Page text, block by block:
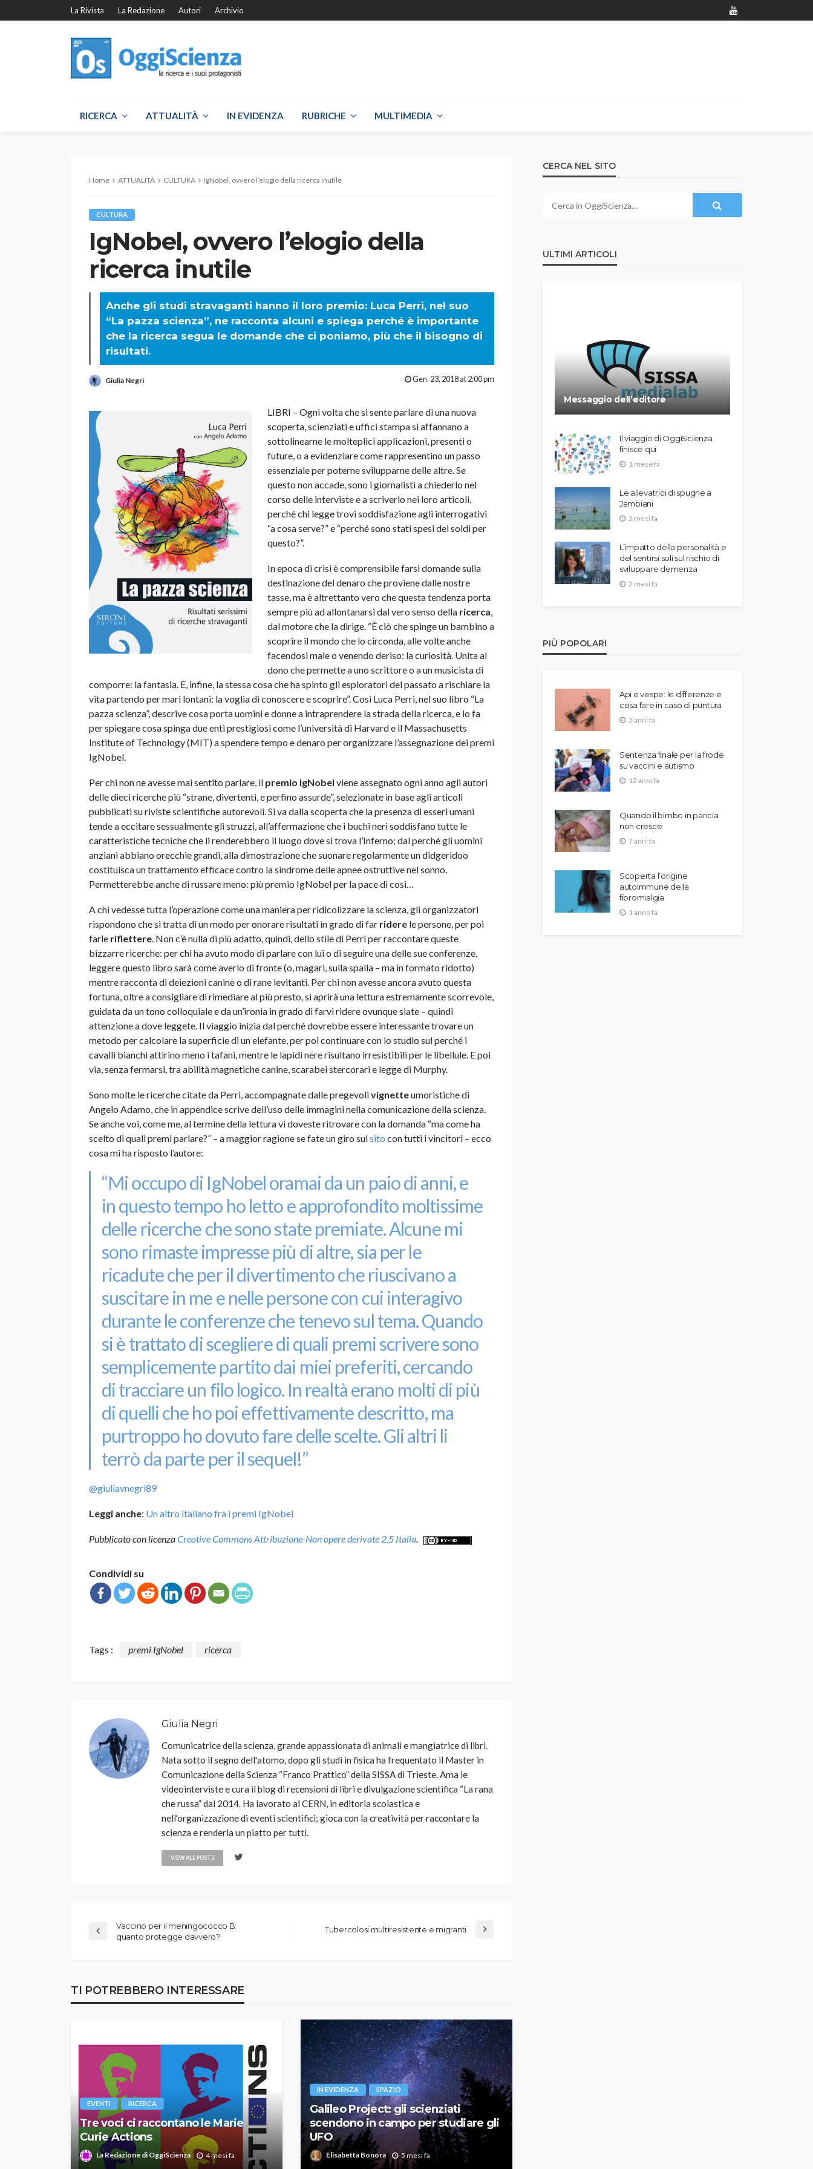
La Rivista La Redazione Autori Archivio
RICERCA ATTUALITÀ IN EVIDENZA RUBRICHE MULTIMEDIA
Home ATTUALITÀ CULTURA IgNobel, ovvero l’elogio della ricerca inutile
CULTURA
IgNobel, ovvero l’elogio della
ricerca inutile
Anche gli studi stravaganti hanno il loro premio: Luca Perri, nel suo
“La pazza scienza”, ne racconta alcuni e spiega perché è importante
che la ricerca segua le domande che ci poniamo, più che il bisogno di
risultati.
Giulia Negri Gen. 23, 2018 at 2:00 pm
LIBRI – Ogni volta che si sente parlare di una nuova
scoperta, scienziati e uffici stampa si affannano a
sottolinearne le molteplici applicazioni, presenti o
future, o a evidenziare come rappresentino un passo
essenziale per poterne svilupparne delle altre. Se
questo non accade, sono i giornalisti a chiederlo nel
corso delle interviste e a scriverlo nei loro articoli,
perché chi legge trovi soddisfazione agli interrogativi
“a cosa serve?” e “perché sono stati spesi dei soldi per
questo?”.
In epoca di crisi è comprensibile farsi domande sulla
destinazione del denaro che proviene dalle nostre
tasse, ma è altrettanto vero che questa tendenza porta
sempre più ad allontanarsi dal vero senso della ricerca,
dal motore che la dirige. “È ciò che spinge un bambino a
scoprire il mondo che lo circonda, alle volte anche
facendosi male o venendo deriso: la curiosità. Unita al
dono che permette a uno scrittore o a un musicista di
comporre: la fantasia. E, infine, la stessa cosa che ha spinto gli esploratori del passato a rischiare la
vita partendo per mari lontani: la voglia di conoscere e scoprire”. Così Luca Perri, nel suo libro “La
pazza scienza”, descrive cosa porta uomini e donne a intraprendere la strada della ricerca, e lo fa
per spiegare cosa spinga due enti prestigiosi come l’università di Harvard e il Massachusetts
Institute of Technology (MIT) a spendere tempo e denaro per organizzare l’assegnazione dei premi
IgNobel.
Per chi non ne avesse mai sentito parlare, il premio IgNobel viene assegnato ogni anno agli autori
delle dieci ricerche più “strane, divertenti, e perfino assurde”, selezionate in base agli articoli
pubblicati su riviste scientifiche autorevoli. Si va dalla scoperta che la presenza di esseri umani
tende a eccitare sessualmente gli struzzi, all’affermazione che i buchi neri soddisfano tutte le
caratteristiche tecniche che li renderebbero il luogo dove si trova l’Inferno; dal perché gli uomini
anziani abbiano orecchie grandi, alla dimostrazione che suonare regolarmente un didgeridoo
costituisca un trattamento efficace contro la sindrome delle apnee ostruttive nel sonno.
Permetterebbe anche di russare meno: più premio IgNobel per la pace di così…
A chi vedesse tutta l’operazione come una maniera per ridicolizzare la scienza, gli organizzatori
rispondono che si tratta di un modo per onorare risultati in grado di far ridere le persone, per poi
farle riflettere. Non c’è nulla di più adatto, quindi, dello stile di Perri per raccontare queste
bizzarre ricerche: per chi ha avuto modo di parlare con lui o di seguire una delle sue conferenze,
leggere questo libro sarà come averlo di fronte (o, magari, sulla spalla – ma in formato ridotto)
mentre racconta di deiezioni canine o di rane levitanti. Per chi non avesse ancora avuto questa
fortuna, oltre a consigliare di rimediare al più presto, si aprirà una lettura estremamente scorrevole,
guidata da un tono colloquiale e da un’ironia in grado di farvi ridere ovunque siate – quindi
attenzione a dove leggete. Il viaggio inizia dal perché dovrebbe essere interessante trovare un
metodo per calcolare la superficie di un elefante, per poi continuare con lo studio sul perché i
cavalli bianchi attirino meno i tafani, mentre le lapidi nere risultano irresistibili per le libellule. E poi
via, senza fermarsi, tra abilità magnetiche canine, scarabei stercorari e legge di Murphy.
Sono molte le ricerche citate da Perri, accompagnate dalle pregevolivignetteumoristiche di
Angelo Adamo, che in appendice scrive dell’uso delle immagini nella comunicazione della scienza.
Se anche voi, come me, al termine della lettura vi doveste ritrovare con la domanda “ma come ha
scelto di quali premi parlare?” – a maggior ragione se fate un giro sulsito con tutti i vincitori – ecco
cosa mi ha risposto l’autore:
“Mi occupo di IgNobel oramai da un paio di anni, e
in questo tempo ho letto e approfondito moltissime
delle ricerche che sono state premiate. Alcune mi
sono rimaste impresse più di altre, sia per le
ricadute che per il divertimento che riuscivano a
suscitare in me e nelle persone con cui interagivo
durante le conferenze che tenevo sul tema. Quando
si è trattato di scegliere di quali premi scrivere sono
semplicemente partito dai miei preferiti, cercando
di tracciare un filo logico. In realtà erano molti di più
di quelli che ho poi effettivamente descritto, ma
purtroppo ho dovuto fare delle scelte. Gli altri li
terrò da parte per il sequel!”
@giuliavnegri89
Leggi anche: Un altro italiano fra i premi IgNobel
Pubblicato con licenzaCreative Commons Attribuzione-Non opere derivate 2.5 Italia.
Condividi su
Tags : premi IgNobel ricerca
Giulia Negri
Comunicatrice della scienza, grande appassionata di animali e mangiatrice di libri.
Nata sotto il segno dell'atomo, dopo gli studi in fisica ha frequentato il Master in
Comunicazione della Scienza “Franco Prattico” della SISSA di Trieste. Ama le
videointerviste e cura il blog di recensioni di libri e divulgazione scientifica “La rana
che russa” dal 2014. Ha lavorato al CERN, in editoria scolastica e
nell'organizzazione di eventi scientifici; gioca con la creatività per raccontare la
scienza e renderla un piatto per tutti.
VIEW ALL POSTS
Vaccino per il meningococco B:
quanto protegge davvero?
Tubercolosi multiresistente e migranti
TI POTREBBERO INTERESSARE
EVENTI RICERCA
Tre voci ci raccontano le Marie
Curie Actions
La Redazione di OggiScienza 4 mesi fa
IN EVIDENZA SPAZIO
Galileo Project: gli scienziati
scendono in campo per studiare gli
UFO
Elisabetta Bonora 5 mesi fa
CERCA NEL SITO
ULTIMI ARTICOLI
Messaggio dell’editore
Il viaggio di OggiScienza
finisce qui
1 mese fa
Le allevatrici di spugne a
Jambiani
2 mesi fa
L’impatto della personalità e
del sentirsi soli sul rischio di
sviluppare demenza
2 mesi fa
PIÙ POPOLARI
Api e vespe: le differenze e
cosa fare in caso di puntura
3 anni fa
Sentenza finale per la frode
su vaccini e autismo
12 anni fa
Quando il bimbo in pancia
non cresce
7 anni fa
Scoperta l’origine
autoimmune della
fibromialgia
1 anno fa